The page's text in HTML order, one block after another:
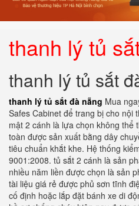
thanh lý tủ
thanh lý tủ sắt
thanh lý tủ sắt đà nẵng Mua
Safes Cabinet để trang bị cho nội
mật 2 cánh là lựa chọn không thể
toàn được sản xuất bằng dây
tiêu chuẩn khắt khe. Hệ thống
9001:2008. tủ sắt 2 cánh là sản
nhiều năm liền được chọn là sản
tài liệu giá rẻ được phủ sơn tĩnh
cố định hoặc lắp đặt bánh xe di